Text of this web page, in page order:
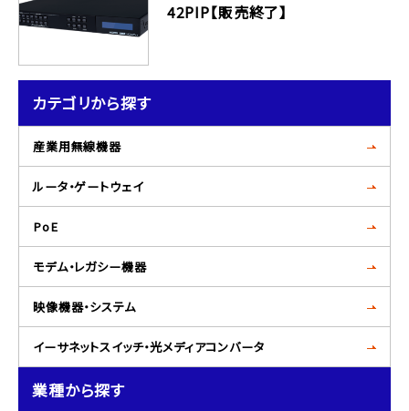
カテゴリから探す
産業用無線機器
ルータ・ゲートウェイ
PoE
モデム・レガシー機器
映像機器・システム
イーサネットスイッチ・光メディアコンバータ
業種から探す
42PIP【販売終了】